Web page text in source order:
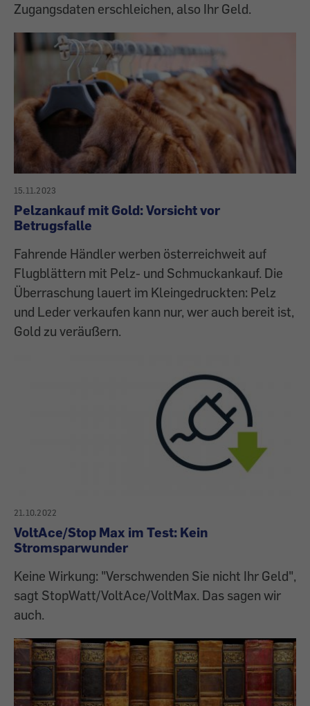
Zugangsdaten erschleichen, also Ihr Geld.
15.11.2023
Pelzankauf mit Gold: Vorsicht vor
Betrugsfalle
Fahrende Händler werben österreichweit auf
Flugblättern mit Pelz- und Schmuckankauf. Die
Überraschung lauert im Kleingedruckten: Pelz
und Leder verkaufen kann nur, wer auch bereit ist,
Gold zu veräußern.
21.10.2022
VoltAce/Stop Max im Test: Kein
Stromsparwunder
Keine Wirkung: "Verschwenden Sie nicht Ihr Geld",
sagt StopWatt/VoltAce/VoltMax. Das sagen wir
auch.